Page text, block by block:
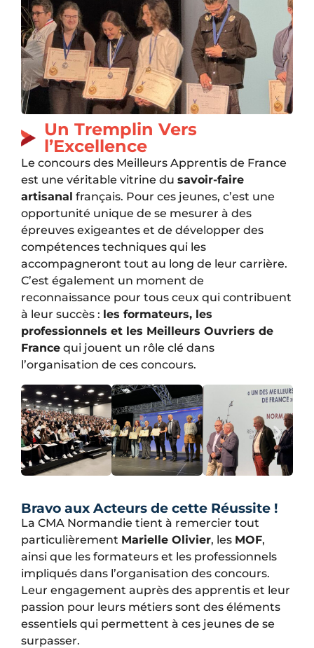
Un Tremplin Vers
l’Excellence
Le concours des Meilleurs Apprentis de France
est une véritable vitrine du savoir-faire
artisanal français. Pour ces jeunes, c’est une
opportunité unique de se mesurer à des
épreuves exigeantes et de développer des
compétences techniques qui les
accompagneront tout au long de leur carrière.
C’est également un moment de
reconnaissance pour tous ceux qui contribuent
à leur succès : les formateurs, les
professionnels et les Meilleurs Ouvriers de
France qui jouent un rôle clé dans
l’organisation de ces concours.
Bravo aux Acteurs de cette Réussite !
La CMA Normandie tient à remercier tout
particulièrement Marielle Olivier, les MOF,
ainsi que les formateurs et les professionnels
impliqués dans l’organisation des concours.
Leur engagement auprès des apprentis et leur
passion pour leurs métiers sont des éléments
essentiels qui permettent à ces jeunes de se
surpasser.